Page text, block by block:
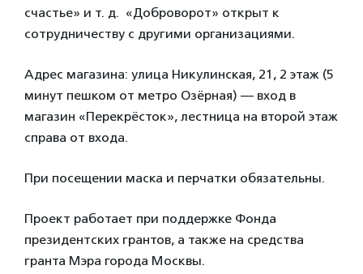
счастье» и т. д. «Доброворот» открыт к
сотрудничеству с другими организациями.
Адрес магазина: улица Никулинская, 21, 2 этаж (5
минут пешком от метро Озёрная) — вход в
магазин «Перекрёсток», лестница на второй этаж
справа от входа.
При посещении маска и перчатки обязательны.
Проект работает при поддержке Фонда
президентских грантов, а также на средства
гранта Мэра города Москвы.